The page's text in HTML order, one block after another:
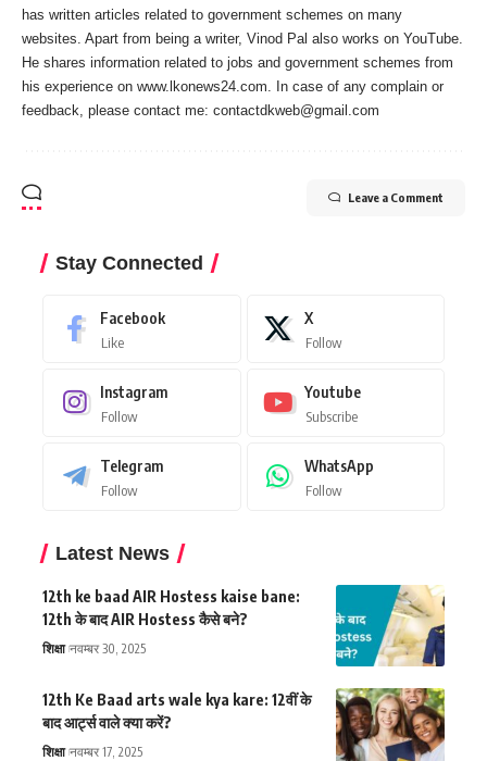
has written articles related to government schemes on many
websites. Apart from being a writer, Vinod Pal also works on YouTube.
He shares information related to jobs and government schemes from
his experience on www.lkonews24.com. In case of any complain or
feedback, please contact me: contactdkweb@gmail.com
Leave a Comment
Stay Connected
Facebook
Like
X
Follow
Instagram
Follow
Youtube
Subscribe
Telegram
Follow
WhatsApp
Follow
Latest News
12th ke baad AIR Hostess kaise bane:
12th के बाद AIR Hostess कैसे बने?
शिक्षा नवम्बर 30, 2025
12th Ke Baad arts wale kya kare: 12वीं के
बाद आर्ट्स वाले क्या करें?
शिक्षा नवम्बर 17, 2025